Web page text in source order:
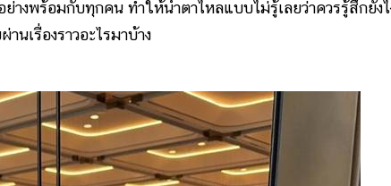
พร้อมกับทุกคน ทำให้น้ำตาไหลแบบไม่รู้เลยว่าควรรู้สึกยังไ
นเรื่องราวอะไรมาบ้าง